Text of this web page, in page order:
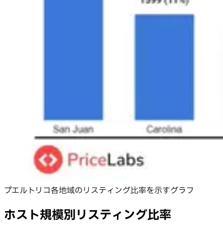
プエルトリコ各地域のリスティング比率を示すグラフ
ホスト規模別リスティング比率